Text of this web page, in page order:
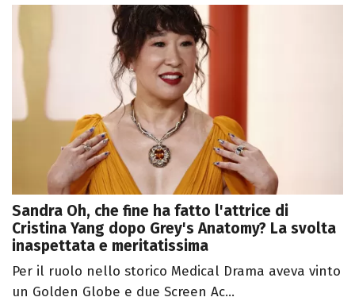
Sandra Oh, che fine ha fatto l'attrice di
Cristina Yang dopo Grey's Anatomy? La svolta
inaspettata e meritatissima
Per il ruolo nello storico Medical Drama aveva vinto
un Golden Globe e due Screen Ac...